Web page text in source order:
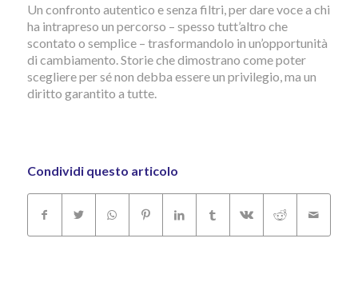
Un confronto autentico e senza filtri, per dare voce a chi
ha intrapreso un percorso – spesso tutt’altro che
scontato o semplice – trasformandolo in un’opportunità
di cambiamento. Storie che dimostrano come poter
scegliere per sé non debba essere un privilegio, ma un
diritto garantito a tutte.
Condividi questo articolo